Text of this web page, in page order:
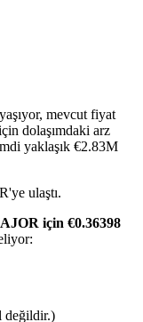
emtia türevleri
mevcut fiyat
dolaşımdaki arz
yaklaşık €2.83M
ulaştı.
için €0.36398
değildir.)